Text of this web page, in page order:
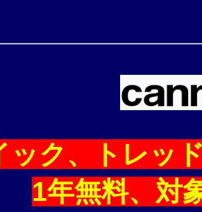
ック、トレッ
1年無料、対